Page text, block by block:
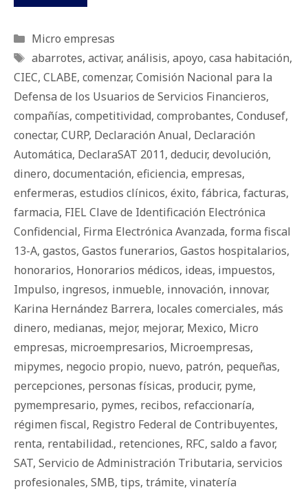
Categorías
Micro empresas
Etiquetas
abarrotes, activar, análisis, apoyo, casa habitación,
CIEC, CLABE, comenzar, Comisión Nacional para la
Defensa de los Usuarios de Servicios Financieros,
compañías, competitividad, comprobantes, Condusef,
conectar, CURP, Declaración Anual, Declaración
Automática, DeclaraSAT 2011, deducir, devolución,
dinero, documentación, eficiencia, empresas,
enfermeras, estudios clínicos, éxito, fábrica, facturas,
farmacia, FIEL Clave de Identificación Electrónica
Confidencial, Firma Electrónica Avanzada, forma fiscal
13-A, gastos, Gastos funerarios, Gastos hospitalarios,
honorarios, Honorarios médicos, ideas, impuestos,
Impulso, ingresos, inmueble, innovación, innovar,
Karina Hernández Barrera, locales comerciales, más
dinero, medianas, mejor, mejorar, Mexico, Micro
empresas, microempresarios, Microempresas,
mipymes, negocio propio, nuevo, patrón, pequeñas,
percepciones, personas físicas, producir, pyme,
pymempresario, pymes, recibos, refaccionaría,
régimen fiscal, Registro Federal de Contribuyentes,
renta, rentabilidad., retenciones, RFC, saldo a favor,
SAT, Servicio de Administración Tributaria, servicios
profesionales, SMB, tips, trámite, vinatería